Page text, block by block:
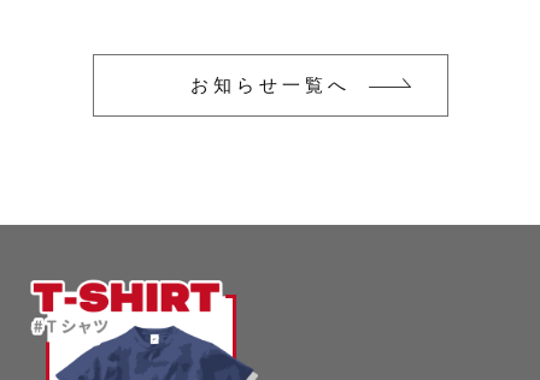
お知らせ一覧へ
スウェット
ジャケット＆シャツ
スポーツウェア（ドライ）